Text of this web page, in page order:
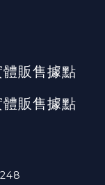
販售據點
販售據點